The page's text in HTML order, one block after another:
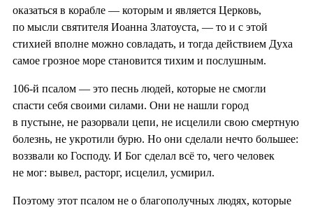
оказаться в корабле — которым и является Церковь,
по мысли святителя Иоанна Златоуста, — то и с этой
стихией вполне можно совладать, и тогда действием Духа
самое грозное море становится тихим и послушным.
106-й псалом — это песнь людей, которые не смогли
спасти себя своими силами. Они не нашли город
в пустыне, не разорвали цепи, не исцелили свою смертную
болезнь, не укротили бурю. Но они сделали нечто большее:
воззвали ко Господу. И Бог сделал всё то, чего человек
не мог: вывел, расторг, исцелил, усмирил.
Поэтому этот псалом не о благополучных людях, которые